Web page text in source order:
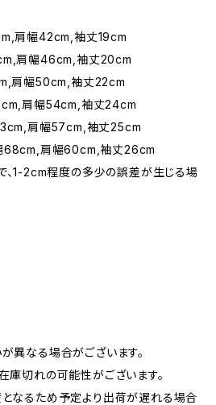
肩幅42cm,袖丈19cm
肩幅46cm,袖丈20cm
肩幅50cm,袖丈22cm
肩幅54cm,袖丈24cm
肩幅57cm,袖丈25cm
肩幅60cm,袖丈26cm
1-2cm程度の多少の誤差が生じる場
異なる場合がございます。
庫切れの可能性がございます。
となるため予定より出荷が遅れる場合